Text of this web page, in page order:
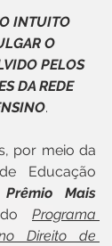
INTUITO
O
PELOS
DA REDE
.
por meio da
Educação
Prêmio Mais
Programa
Direito de